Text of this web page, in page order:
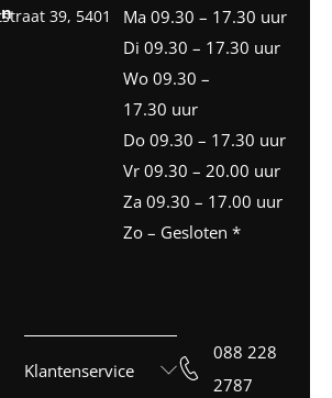
39, 5401
Ma 09.30 – 17.30 uur
Di 09.30 – 17.30 uur
Wo 09.30 –
17.30 uur
Do 09.30 – 17.30 uur
Vr 09.30 – 20.00 uur
Za 09.30 – 17.00 uur
Zo – Gesloten *
Klantenservice
088 228
2787